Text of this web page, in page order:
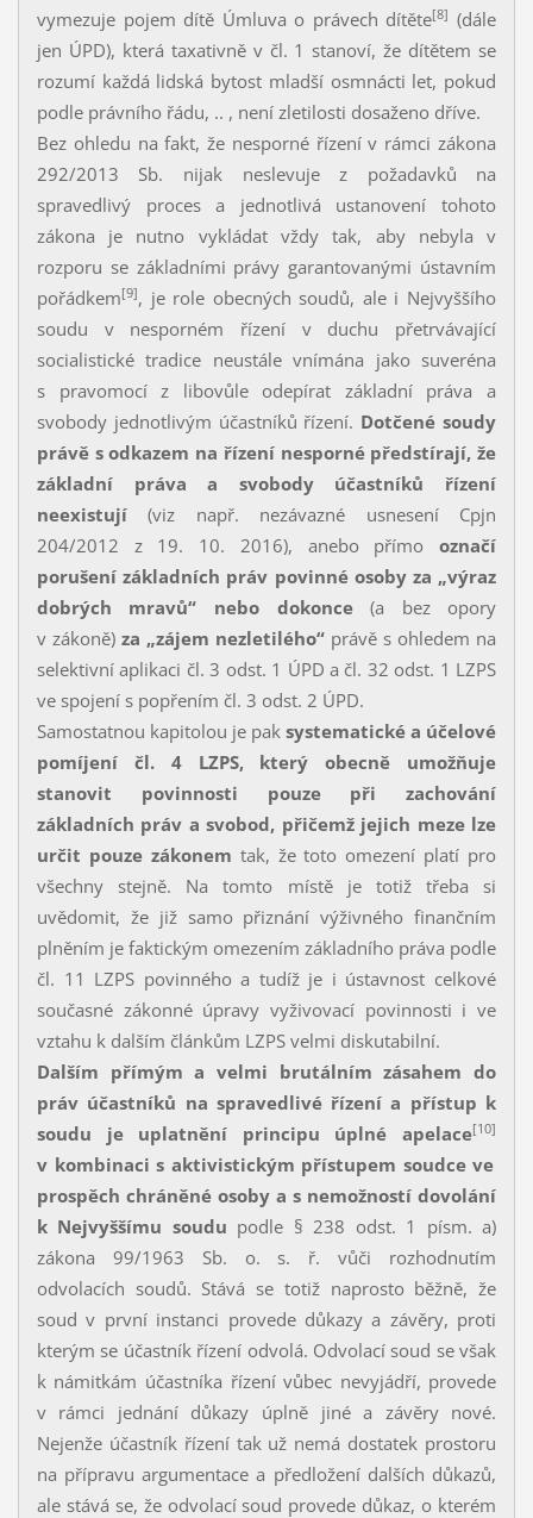
vymezuje pojem dítě Úmluva o právech dítěte[8] (dále
jen ÚPD), která taxativně v čl. 1 stanoví, že dítětem se
rozumí každá lidská bytost mladší osmnácti let, pokud
podle právního řádu, .. , není zletilosti dosaženo dříve.
Bez ohledu na fakt, že nesporné řízení v rámci zákona
292/2013 Sb. nijak neslevuje z požadavků na
spravedlivý proces a jednotlivá ustanovení tohoto
zákona je nutno vykládat vždy tak, aby nebyla v
rozporu se základními právy garantovanými ústavním
pořádkem[9], je role obecných soudů, ale i Nejvyššího
soudu v nesporném řízení v duchu přetrvávající
socialistické tradice neustále vnímána jako suveréna
s pravomocí z libovůle odepírat základní práva a
svobody jednotlivým účastníků řízení. Dotčené soudy
právě s odkazem na řízení nesporné předstírají, že
základní práva a svobody účastníků řízení
neexistují(viz např. nezávazné usnesení Cpjn
204/2012 z 19. 10. 2016), anebo přímooznačí
porušení základních práv povinné osoby za „výraz
dobrých mravů“ nebo dokonce(a bez opory
v zákoně) za „zájem nezletilého“ právě s ohledem na
selektivní aplikaci čl. 3 odst. 1 ÚPD a čl. 32 odst. 1 LZPS
ve spojení s popřením čl. 3 odst. 2 ÚPD.
Samostatnou kapitolou je paksystematické a účelové
pomíjení čl. 4 LZPS, který obecně umožňuje
stanovit povinnosti pouze při zachování
základních práv a svobod, přičemž jejich meze lze
určit pouze zákonem tak, že toto omezení platí pro
všechny stejně. Na tomto místě je totiž třeba si
uvědomit, že již samo přiznání výživného finančním
plněním je faktickým omezením základního práva podle
čl. 11 LZPS povinného a tudíž je i ústavnost celkové
současné zákonné úpravy vyživovací povinnosti i ve
vztahu k dalším článkům LZPS velmi diskutabilní.
Dalším přímým a velmi brutálním zásahem do
práv účastníků na spravedlivé řízení a přístup k
soudu je uplatnění principu úplné apelace[10]
v kombinaci s aktivistickým přístupem soudce ve
prospěch chráněné osoby a s nemožností dovolání
k Nejvyššímu soudu podle § 238 odst. 1 písm. a)
zákona 99/1963 Sb. o. s. ř. vůči rozhodnutím
odvolacích soudů. Stává se totiž naprosto běžně, že
soud v první instanci provede důkazy a závěry, proti
kterým se účastník řízení odvolá. Odvolací soud se však
k námitkám účastníka řízení vůbec nevyjádří, provede
v rámci jednání důkazy úplně jiné a závěry nové.
Nejenže účastník řízení tak už nemá dostatek prostoru
na přípravu argumentace a předložení dalších důkazů,
ale stává se, že odvolací soud provede důkaz, o kterém